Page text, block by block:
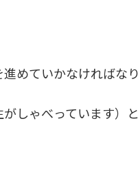
めていかなければな
しゃべっています）